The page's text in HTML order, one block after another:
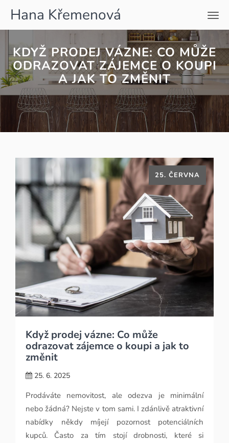
Hana Křemenová
KDYŽ PRODEJ VÁZNE: CO MŮŽE
ODRAZOVAT ZÁJEMCE O KOUPI
A JAK TO ZMĚNIT
Když prodej vázne: Co může
odrazovat zájemce o koupi a jak to
změnit
25. 6. 2025
25. ČERVNA
Prodáváte nemovitost, ale odezva je minimální
nebo žádná? Nejste v tom sami. I zdánlivě atraktivní
nabídky někdy míjejí pozornost potenciálních
kupců. Často za tím stojí drobnosti, které si